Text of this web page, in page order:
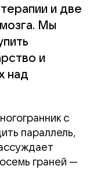
и две
Мы
и
над
с
параллель,
граней —